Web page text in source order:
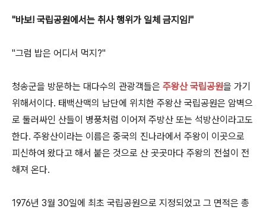
"바보! 국립공원에서는 취사 행위가 일체 금지임!"
"그럼 밥은 어디서 먹지?"
청송군을 방문하는 대다수의 관광객들은 주왕산 국립공원을 가기
위해서이다. 태백산맥의 남단에 위치한 주왕산 국립공원은 암벽으
로 둘러싸인 산들이 병풍처럼 이어져 주방산 또는 석방산이라고도
한다. 주왕산이라는 이름은 중국의 진나라에서 주왕이 이곳으로
피신하여 왔다고 해서 붙은 것으로 산 곳곳마다 주왕의 전설이 전
해져 온다.
1976년 3월 30일에 최초 국립공원으로 지정되었고 그 면적은 총